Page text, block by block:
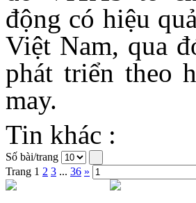
động có hiệu
Việt Nam, qua
phát triển theo
may.
Tin khác :
Số bài/trang
Trang 1 2 3 ... 36 »